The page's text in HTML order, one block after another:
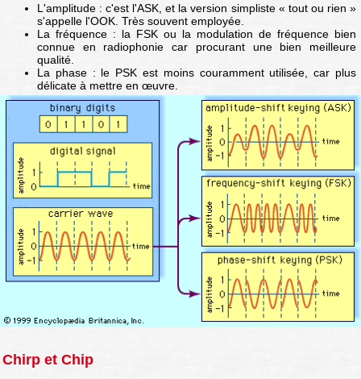
L'amplitude : c'est l'ASK, et la version simpliste « tout ou rien »
s'appelle l'OOK. Très souvent employée.
La fréquence : la FSK ou la modulation de fréquence bien
connue en radiophonie car procurant une bien meilleure
qualité.
La phase : le PSK est moins couramment utilisée, car plus
délicate à mettre en œuvre.
Chirp et Chip